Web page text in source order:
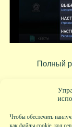
Чтобы обеспечить
как файлы cookie, код
Полный